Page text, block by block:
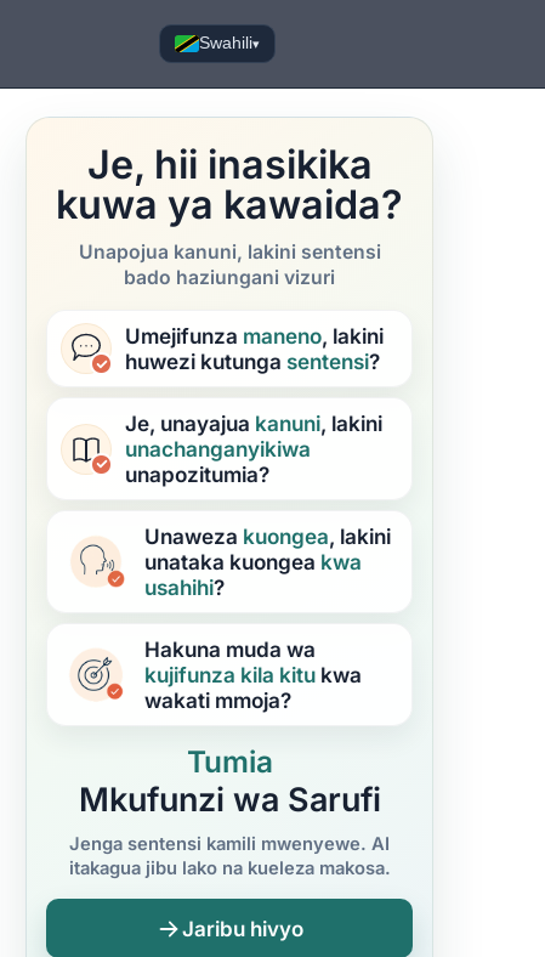
Swahili▾
Je, hii inasikika
kuwa ya kawaida?
Unapojua kanuni, lakini sentensi
bado haziungani vizuri
Umejifunza maneno, lakini
huwezi kutunga sentensi?
Je, unayajua kanuni, lakini
unachanganyikiwa
unapozitumia?
Unaweza kuongea, lakini
unataka kuongea kwa
usahihi?
Hakuna muda wa
kujifunza kila kitu kwa
wakati mmoja?
Tumia
Mkufunzi wa Sarufi
Jenga sentensi kamili mwenyewe. AI
itakagua jibu lako na kueleza makosa.
Jaribu hivyo